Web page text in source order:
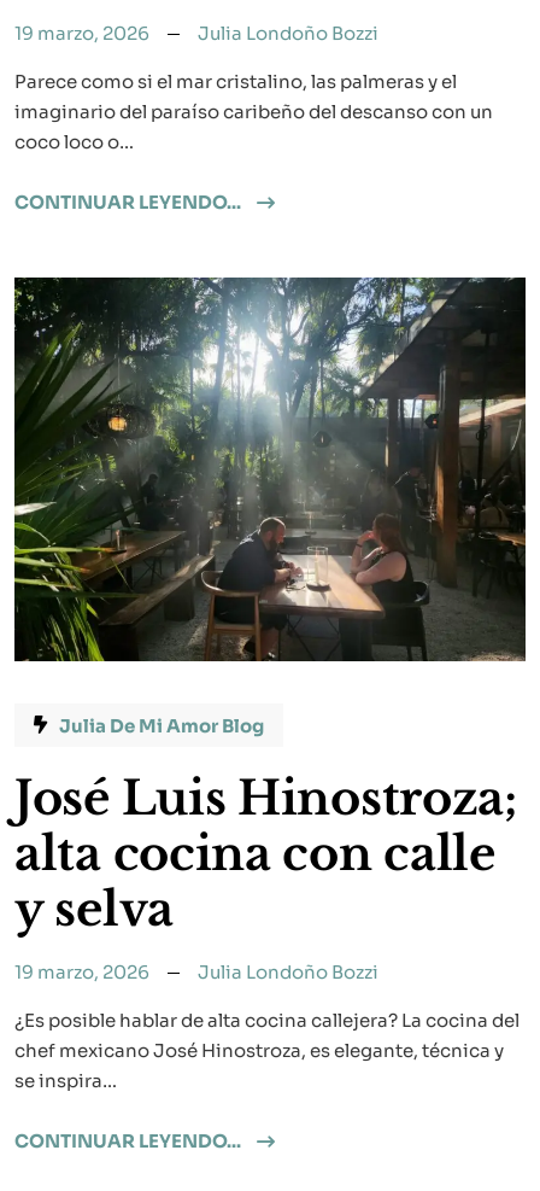
19 marzo, 2026 Julia Londoño Bozzi
Parece como si el mar cristalino, las palmeras y el
imaginario del paraíso caribeño del descanso con un
coco loco o…
CONTINUAR LEYENDO...
Julia De Mi Amor Blog
José Luis Hinostroza;
alta cocina con calle
y selva
19 marzo, 2026 Julia Londoño Bozzi
¿Es posible hablar de alta cocina callejera? La cocina del
chef mexicano José Hinostroza, es elegante, técnica y
se inspira…
CONTINUAR LEYENDO...